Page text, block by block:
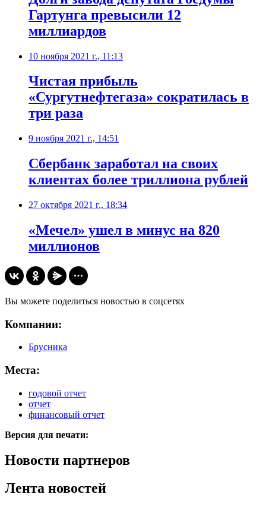
Гартунга превысили 12
миллиардов
10 ноября 2021 г., 11:13
Чистая прибыль
«Сургутнефтегаза» сократилась в
три раза
9 ноября 2021 г., 14:51
​Сбербанк заработал на своих
клиентах более триллиона рублей
27 октября 2021 г., 18:34
​«Мечел» ушел в минус на 820
миллионов
Вы можете поделиться новостью в соцсетях
Компании:
Брусника
Места:
годовой отчет
отчет
финансовый отчет
Версия для печати:
Новости партнеров
Лента новостей